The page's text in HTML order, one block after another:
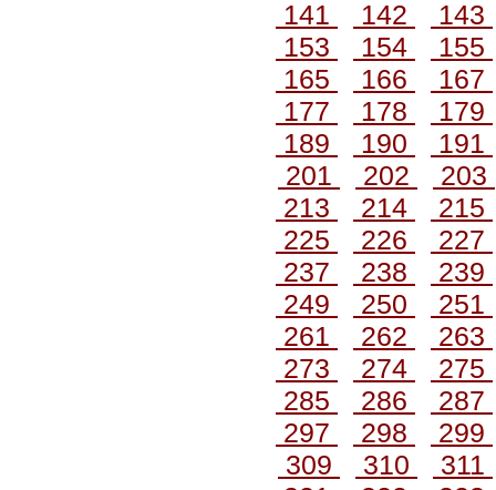
141
142
143
153
154
155
165
166
167
177
178
179
189
190
191
201
202
203
213
214
215
225
226
227
237
238
239
249
250
251
261
262
263
273
274
275
285
286
287
297
298
299
309
310
311